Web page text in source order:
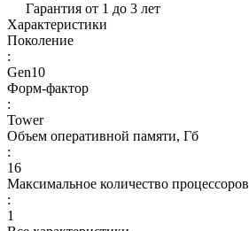
Гарантия от 1 до 3 лет
Характеристики
Поколение
:
Gen10
Форм-фактор
:
Tower
Объем оперативной памяти, Гб
:
16
Максимальное количество процессоров
:
1